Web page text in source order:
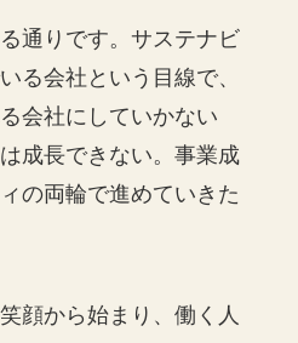
る通りです。サステナビ
る会社という目線で、
会社にしていかない
成長できない。事業成
の両輪で進めていきた
顔から始まり、働く人